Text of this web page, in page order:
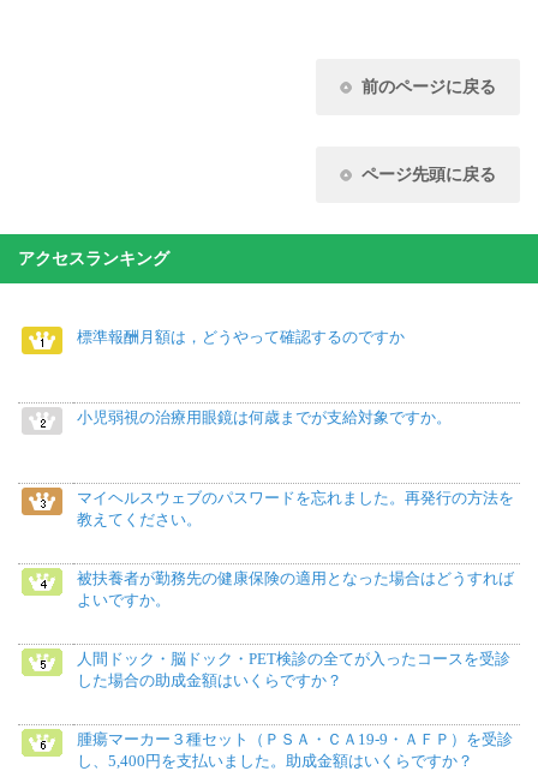
前のページに戻る
ページ先頭に戻る
アクセスランキング
標準報酬月額は，どうやって確認するのですか
小児弱視の治療用眼鏡は何歳までが支給対象ですか。
マイヘルスウェブのパスワードを忘れました。再発行の方法を
教えてください。
被扶養者が勤務先の健康保険の適用となった場合はどうすれば
よいですか。
人間ドック・脳ドック・PET検診の全てが入ったコースを受診
した場合の助成金額はいくらですか？
腫瘍マーカー３種セット（ＰＳＡ・ＣＡ19-9・ＡＦＰ）を受診
し、5,400円を支払いました。助成金額はいくらですか？